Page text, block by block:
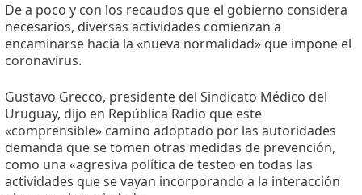
De a poco y con los recaudos que el gobierno considera
necesarios, diversas actividades comienzan a
encaminarse hacia la «nueva normalidad» que impone el
coronavirus.
Gustavo Grecco, presidente del Sindicato Médico del
Uruguay, dijo en República Radio que este
«comprensible» camino adoptado por las autoridades
demanda que se tomen otras medidas de prevención,
como una «agresiva política de testeo en todas las
actividades que se vayan incorporando a la interacción